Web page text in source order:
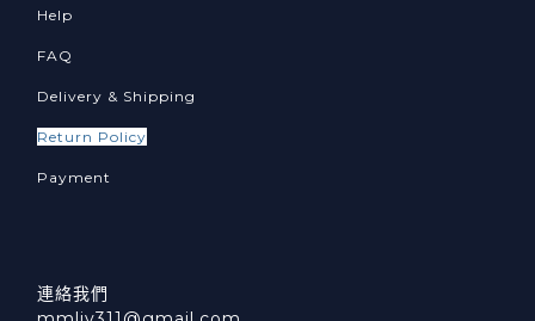
Help
FAQ
Delivery & Shipping
Return Policy
Payment
連絡我們